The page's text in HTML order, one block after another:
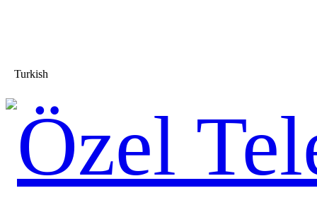
Turkish